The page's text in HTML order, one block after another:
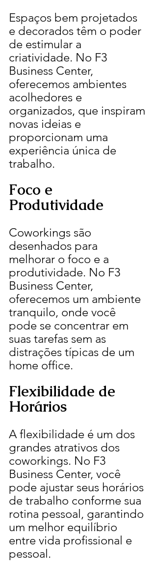
Espaços bem projetados
e decorados têm o poder
de estimular a
criatividade. No F3
Business Center,
oferecemos ambientes
acolhedores e
organizados, que inspiram
novas ideias e
proporcionam uma
experiência única de
trabalho.
Foco e
Produtividade
Coworkings são
desenhados para
melhorar o foco e a
produtividade. No F3
Business Center,
oferecemos um ambiente
tranquilo, onde você
pode se concentrar em
suas tarefas sem as
distrações típicas de um
home office.
Flexibilidade de
Horários
A flexibilidade é um dos
grandes atrativos dos
coworkings. No F3
Business Center, você
pode ajustar seus horários
de trabalho conforme sua
rotina pessoal, garantindo
um melhor equilíbrio
entre vida profissional e
pessoal.